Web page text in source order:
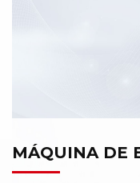
MÁQUINA DE